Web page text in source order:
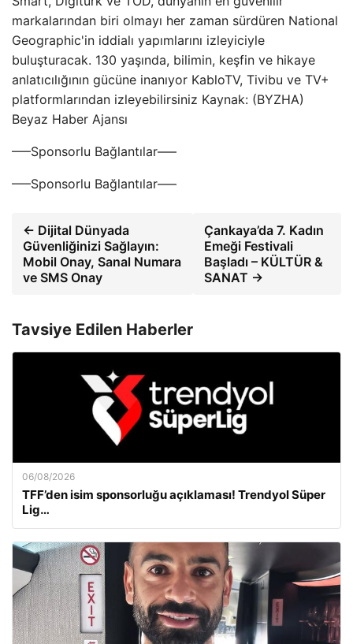
markalarından biri olmayı her zaman sürdüren National
Geographic'in iddialı yapımlarını izleyiciyle
buluşturacak. 130 yaşında, bilimin, keşfin ve hikaye
anlatıcılığının gücüne inanıyor KabloTV, Tivibu ve TV+
platformlarından izleyebilirsiniz Kaynak: (BYZHA)
Beyaz Haber Ajansı
—–Sponsorlu Bağlantılar—–
—–Sponsorlu Bağlantılar—–
← Dijital Dünyada
Güvenliğinizi Sağlayın:
Mobil Onay, Sanal Numara
ve SMS Onay
Çankaya’da 7. Kadın
Emeği Festivali
Başladı – KÜLTÜR &
SANAT →
Tavsiye Edilen Haberler
06/08/2026
TFF’den isim sponsorluğu açıklaması! Trendyol Süper
Lig…